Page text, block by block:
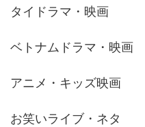
タイドラマ・映画
ベトナムドラマ・映画
アニメ・キッズ映画
お笑いライブ・ネタ